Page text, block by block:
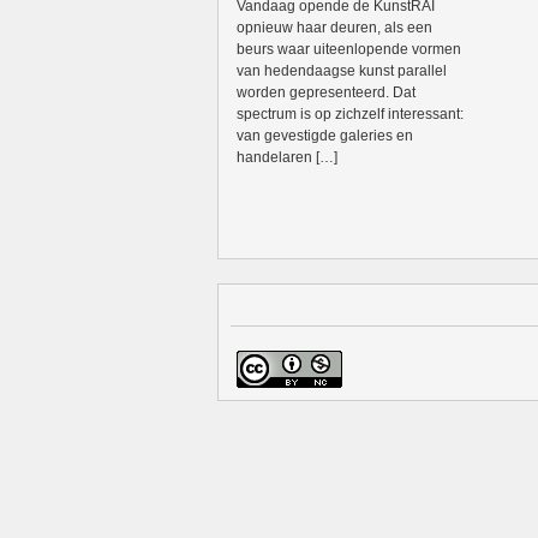
Vandaag opende de KunstRAI
opnieuw haar deuren, als een
beurs waar uiteenlopende vormen
van hedendaagse kunst parallel
worden gepresenteerd. Dat
spectrum is op zichzelf interessant:
van gevestigde galeries en
handelaren […]